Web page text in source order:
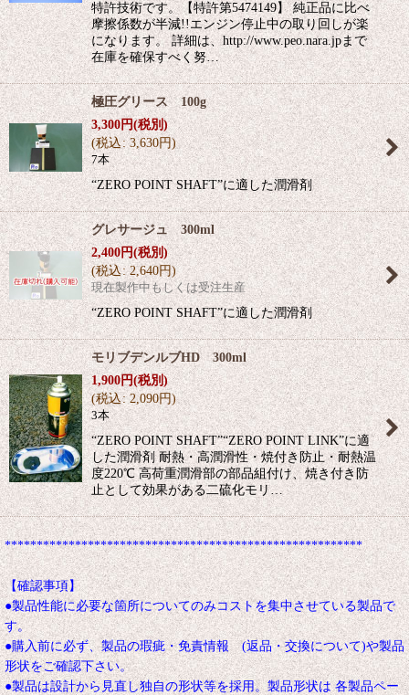
特許技術です。【特許第5474149】 純正品に比べ
摩擦係数が半減!!エンジン停止中の取り回しが楽
になります。 詳細は、http://www.peo.nara.jpまで
在庫を確保すべく努…
極圧グリース 100g
3,300円(税別)
(税込: 3,630円)
7本
“ZERO POINT SHAFT”に適した潤滑剤
グレサージュ 300ml
2,400円(税別)
(税込: 2,640円)
現在製作中もしくは受注生産
“ZERO POINT SHAFT”に適した潤滑剤
モリブデンルブHD 300ml
1,900円(税別)
(税込: 2,090円)
3本
“ZERO POINT SHAFT”“ZERO POINT LINK”に適
した潤滑剤 耐熱・高潤滑性・焼付き防止・耐熱温
度220℃ 高荷重潤滑部の部品組付け、焼き付き防
止として効果がある二硫化モリ…
********************************************************
【確認事項】
●製品性能に必要な箇所についてのみコストを集中させている製品で
す。
●購入前に必ず、製品の瑕疵・免責情報 (返品・交換について)や製品
形状をご確認下さい。
●製品は設計から見直し独自の形状等を採用。製品形状は 各製品ペー